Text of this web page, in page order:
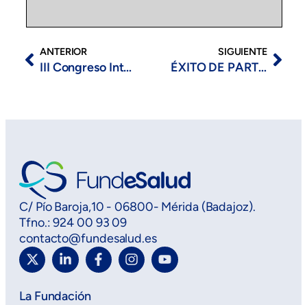
ANTERIOR
III Congreso Internacional de Economía Plateada
SIGUIENTE
ÉXITO DE PARTICIPACIÓN EN EL “I DÍA DEL AFRONTAMIENTO ACTIVO DEL DOLOR CRÓNICO” QUE SE CELEBRA HOY, 4 DE NOVIEMBRE, EN BADAJOZ
C/ Pío Baroja,10 - 06800- Mérida (Badajoz).
Tfno.: 924 00 93 09
contacto@fundesalud.es
La Fundación